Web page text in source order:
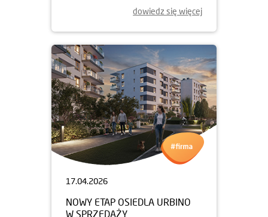
dowiedz się więcej
17.04.2026
NOWY ETAP OSIEDLA URBINO
W SPRZEDAŻY